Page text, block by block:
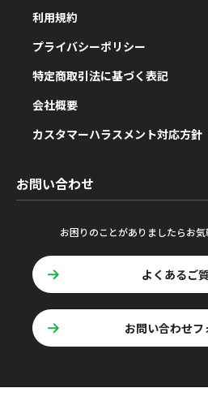
利用規約
プライバシーポリシー
特定商取引法に基づく表記
会社概要
カスタマーハラスメント対応方針
お問い合わせ
お困りのことがありましたらお気
よくあるご
お問い合わせフ